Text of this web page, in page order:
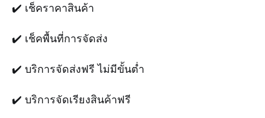
✔️ เช็คราคาสินค้า
✔️ เช็คพื้นที่การจัดส่ง
✔️ บริการจัดส่งฟรี ไม่มีขั้นต่ำ
✔️ บริการจัดเรียงสินค้าฟรี